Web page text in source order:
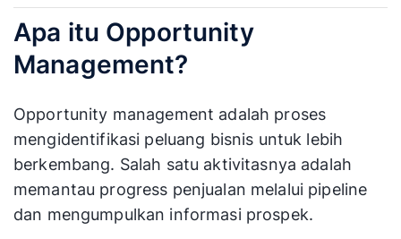
Apa itu Opportunity
Management?
Opportunity management adalah proses
mengidentifikasi peluang bisnis untuk lebih
berkembang. Salah satu aktivitasnya adalah
memantau progress penjualan melalui pipeline
dan mengumpulkan informasi prospek.